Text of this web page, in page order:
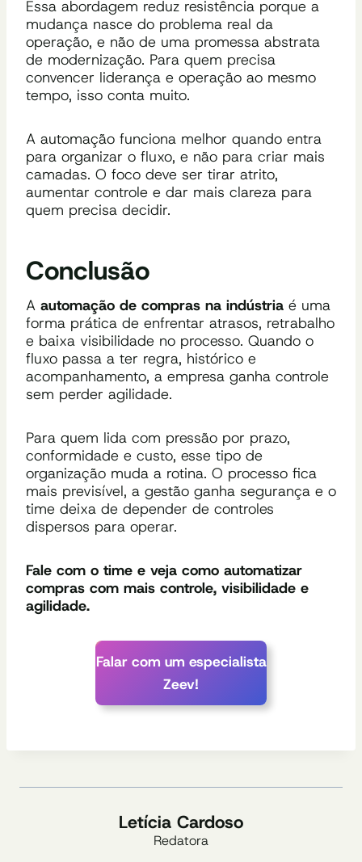
Essa abordagem reduz resistência porque a
mudança nasce do problema real da
operação, e não de uma promessa abstrata
de modernização. Para quem precisa
convencer liderança e operação ao mesmo
tempo, isso conta muito.
A automação funciona melhor quando entra
para organizar o fluxo, e não para criar mais
camadas. O foco deve ser tirar atrito,
aumentar controle e dar mais clareza para
quem precisa decidir.
Conclusão
A automação de compras na indústria é uma
forma prática de enfrentar atrasos, retrabalho
e baixa visibilidade no processo. Quando o
fluxo passa a ter regra, histórico e
acompanhamento, a empresa ganha controle
sem perder agilidade.
Para quem lida com pressão por prazo,
conformidade e custo, esse tipo de
organização muda a rotina. O processo fica
mais previsível, a gestão ganha segurança e o
time deixa de depender de controles
dispersos para operar.
Fale com o time e veja como automatizar
compras com mais controle, visibilidade e
agilidade.
Falar com um especialista
Zeev!
Letícia Cardoso
Redatora